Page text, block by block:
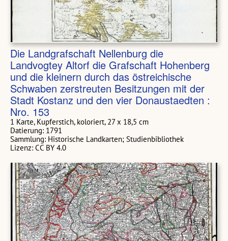
Die Landgrafschaft Nellenburg die
Landvogtey Altorf die Grafschaft Hohenberg
und die kleinern durch das östreichische
Schwaben zerstreuten Besitzungen mit der
Stadt Kostanz und den vier Donaustaedten :
Nro. 153
1 Karte, Kupferstich, koloriert, 27 x 18,5 cm
Datierung: 1791
Sammlung: Historische Landkarten; Studienbibliothek
Lizenz: CC BY 4.0